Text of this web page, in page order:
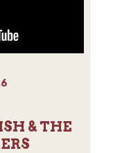
& THE